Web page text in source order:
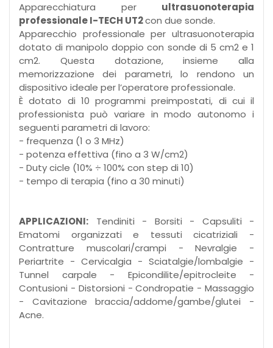
Apparecchiatura per ultrasuonoterapia
professionale I-TECH UT2con due sonde.
Apparecchio professionale per ultrasuonoterapia
dotato di manipolo doppio con sonde di 5 cm2 e 1
cm2. Questa dotazione, insieme alla
memorizzazione dei parametri, lo rendono un
dispositivo ideale per l’operatore professionale.
È dotato di 10 programmi preimpostati, di cui il
professionista può variare in modo autonomo i
seguenti parametri di lavoro:
- frequenza (1 o 3 MHz)
- potenza effettiva (fino a 3 W/cm2)
- Duty cicle (10% ÷ 100% con step di 10)
- tempo di terapia (fino a 30 minuti)
APPLICAZIONI: Tendiniti - Borsiti - Capsuliti -
Ematomi organizzati e tessuti cicatriziali -
Contratture muscolari/crampi - Nevralgie -
Periartrite - Cervicalgia - Sciatalgie/lombalgie -
Tunnel carpale - Epicondilite/epitrocleite -
Contusioni - Distorsioni - Condropatie - Massaggio
- Cavitazione braccia/addome/gambe/glutei -
Acne.